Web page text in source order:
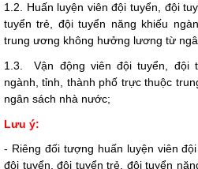
1.2. Huấn luyện viên đội tuyển, đội
tuyển trẻ, đội tuyển năng khiếu
trung ương không hưởng lương từ
1.3. Vận động viên đội tuyển, đội
ngành, tỉnh, thành phố trực thuộc
ngân sách nhà nước;
Lưu ý:
- Riêng đối tượng huấn luyện viên
đội tuyển, đội tuyển trẻ, đội tuyển